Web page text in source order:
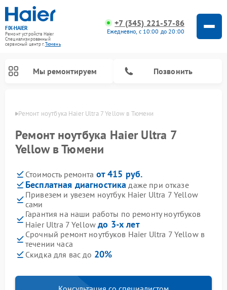
FIX-HAIER
Ремонт устройств Haier
Специализированный
cервисный центр г.Тюмень
+7 (345) 221-57-86
Ежедневно, с 10:00 до 20:00
Мы ремонтируем Позвонить
Ремонт ноутбука Haier Ultra 7 Yellow в Тюмени
Ремонт ноутбука Haier Ultra 7
Yellow в Тюмени
Стоимость ремонта от 415 руб.
Бесплатная диагностика даже при отказе
Привезем и увезем ноутбук Haier Ultra 7 Yellow
сами
Гарантия на наши работы по ремонту ноутбуков
Haier Ultra 7 Yellowдо 3-х лет
Срочный ремонт ноутбуков Haier Ultra 7 Yellow в
течении часа
Скидка для вас до 20%